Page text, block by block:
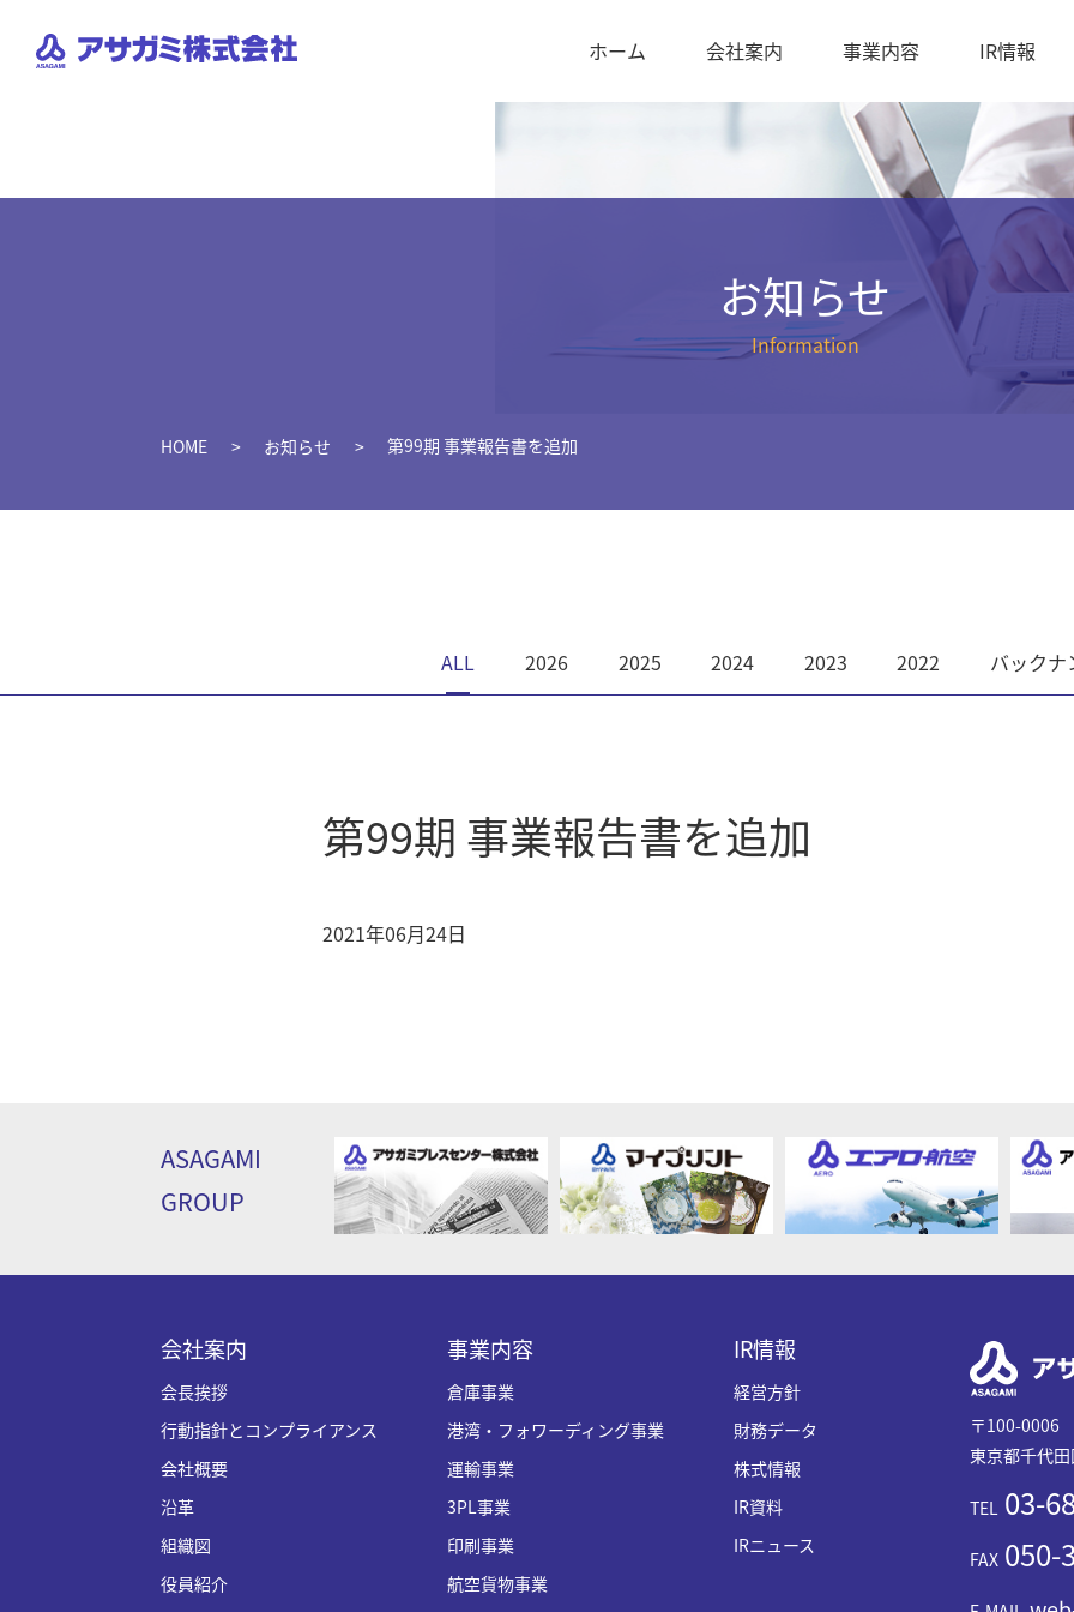
ホーム 会社案内 事業内容 IR情報
お知らせ
Information
HOME お知らせ 第99期 事業報告書を追加
ALL 2026 2025 2024 2023 2022 バックナ
第99期 事業報告書を追加
2021年06月24日
ASAGAMI
GROUP
会社案内
会長挨拶
行動指針とコンプライアンス
会社概要
沿革
組織図
役員紹介
事業内容
倉庫事業
港湾・フォワーディング事業
運輸事業
3PL事業
印刷事業
航空貨物事業
IR情報
経営方針
財務データ
株式情報
IR資料
IRニュース
〒100-0006
東京都千代
TEL03-
FAX050-